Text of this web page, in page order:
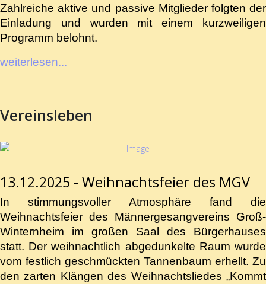
Zahlreiche aktive und passive Mitglieder folgten der
Einladung und wurden mit einem kurzweiligen
Programm belohnt.
weiterlesen...
Vereinsleben
13.12.2025 - Weihnachtsfeier des MGV
In stimmungsvoller Atmosphäre fand die
Weihnachtsfeier des Männergesangvereins Groß-
Winternheim im großen Saal des Bürgerhauses
statt. Der weihnachtlich abgedunkelte Raum wurde
vom festlich geschmückten Tannenbaum erhellt. Zu
den zarten Klängen des Weihnachtsliedes „Kommt